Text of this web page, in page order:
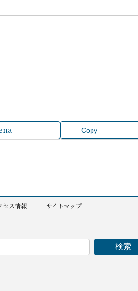
Copy
セス情報 サイトマップ
検索